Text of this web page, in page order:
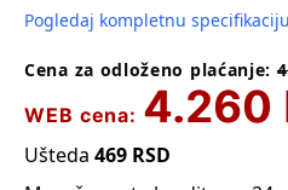
Pogledaj kompletnu
Cena za odloženo plaćanje:
WEB cena: 4.260
Ušteda 469 RSD